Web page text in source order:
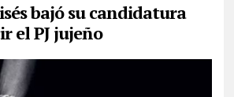
bajó su candidatura
el PJ jujeño